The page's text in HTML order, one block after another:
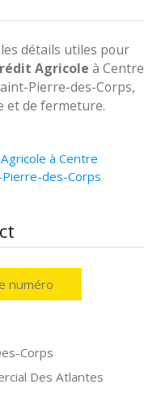
détails utiles pour
Agricole à Centre
Pierre-des-Corps,
et de fermeture.
à Centre
des-Corps
numéro
Corps
Des Atlantes